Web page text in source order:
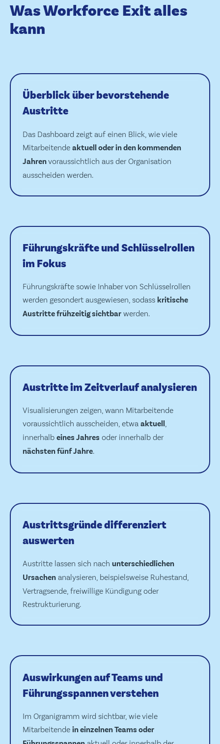
Was Workforce Exit alles
kann
Überblick über bevorstehende
Austritte
Das Dashboard zeigt auf einen Blick, wie viele
Mitarbeitendeaktuell oder in den kommenden
Jahrenvoraussichtlich aus der Organisation
ausscheiden werden.
Führungskräfte und Schlüsselrollen
im Fokus
Führungskräfte sowie Inhaber von Schlüsselrollen
werden gesondert ausgewiesen, sodass kritische
Austritte frühzeitig sichtbar werden.
Austritte im Zeitverlauf analysieren
Visualisierungen zeigen, wann Mitarbeitende
voraussichtlich ausscheiden, etwaaktuell,
innerhalbeines Jahres oder innerhalb der
nächsten fünf Jahre.
Austrittsgründe differenziert
auswerten
Austritte lassen sich nachunterschiedlichen
Ursachen analysieren, beispielsweise Ruhestand,
Vertragsende, freiwillige Kündigung oder
Restrukturierung.
Auswirkungen auf Teams und
Führungsspannen verstehen
Im Organigramm wird sichtbar, wie viele
Mitarbeitendein einzelnen Teams oder